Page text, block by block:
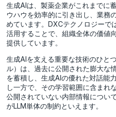
生成AIは、製薬企業がこれまでに
ウハウを効率的に引き出し、業務
めています。DXCテクノロジーで
活用することで、組織全体の価値
提供しています。
生成AIを支える重要な技術のひと
ル）は、過去に公開された膨大な
を蓄積し、生成AIの優れた対話能
し一方で、その学習範囲に含まれ
公開されていない内部情報につい
がLLM単体の制約といえます。